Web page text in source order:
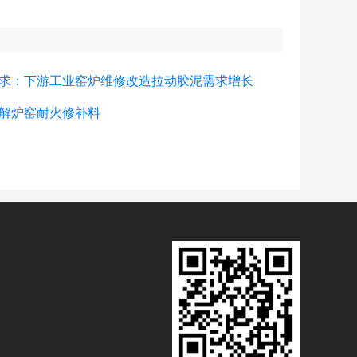
：下游工业窑炉维修改造拉动胶泥需求增长
炉窑耐火修补料